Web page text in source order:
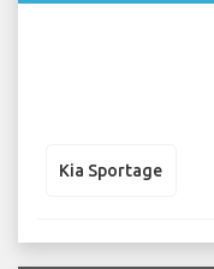
Kia Sportage